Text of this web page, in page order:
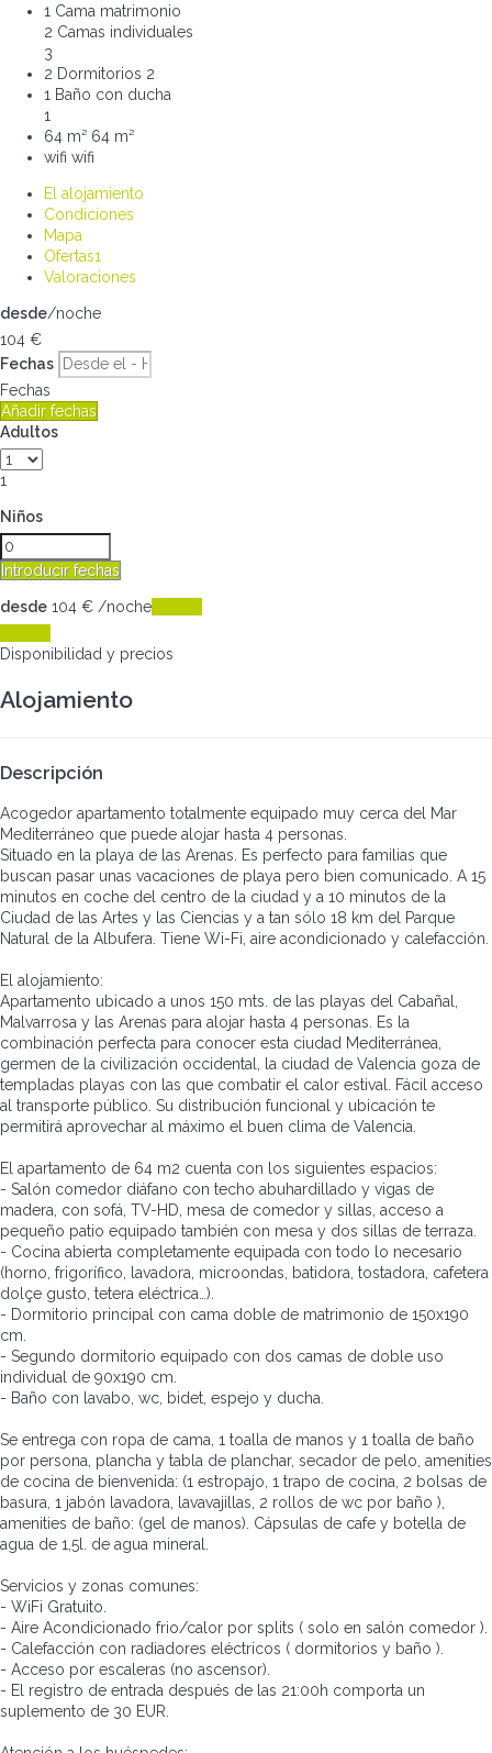
1 Cama matrimonio
2 Camas individuales
3
2 Dormitorios 2
1 Baño con ducha
1
64 m² 64 m²
wifi wifi
El alojamiento
Condiciones
Mapa
Ofertas1
Valoraciones
desde/noche
104 €
Fechas
Fechas
Añadir fechas
Adultos
1
Niños
Introducir fechas
desde 104 € /noche
Disponibilidad y precios
Alojamiento
Descripción
Acogedor apartamento totalmente equipado muy cerca del Mar
Mediterráneo que puede alojar hasta 4 personas.
Situado en la playa de las Arenas. Es perfecto para familias que
buscan pasar unas vacaciones de playa pero bien comunicado. A 15
minutos en coche del centro de la ciudad y a 10 minutos de la
Ciudad de las Artes y las Ciencias y a tan sólo 18 km del Parque
Natural de la Albufera. Tiene Wi-Fi, aire acondicionado y calefacción.
El alojamiento:
Apartamento ubicado a unos 150 mts. de las playas del Cabañal,
Malvarrosa y las Arenas para alojar hasta 4 personas. Es la
combinación perfecta para conocer esta ciudad Mediterránea,
germen de la civilización occidental, la ciudad de Valencia goza de
templadas playas con las que combatir el calor estival. Fácil acceso
al transporte público. Su distribución funcional y ubicación te
permitirá aprovechar al máximo el buen clima de Valencia.
El apartamento de 64 m2 cuenta con los siguientes espacios:
- Salón comedor diáfano con techo abuhardillado y vigas de
madera, con sofá, TV-HD, mesa de comedor y sillas, acceso a
pequeño patio equipado también con mesa y dos sillas de terraza.
- Cocina abierta completamente equipada con todo lo necesario
(horno, frigorífico, lavadora, microondas, batidora, tostadora, cafetera
dolçe gusto, tetera eléctrica…).
- Dormitorio principal con cama doble de matrimonio de 150x190
cm.
- Segundo dormitorio equipado con dos camas de doble uso
individual de 90x190 cm.
- Baño con lavabo, wc, bidet, espejo y ducha.
Se entrega con ropa de cama, 1 toalla de manos y 1 toalla de baño
por persona, plancha y tabla de planchar, secador de pelo, amenities
de cocina de bienvenida: (1 estropajo, 1 trapo de cocina, 2 bolsas de
basura, 1 jabón lavadora, lavavajillas, 2 rollos de wc por baño ),
amenities de baño: (gel de manos). Cápsulas de cafe y botella de
agua de 1,5l. de agua mineral.
Servicios y zonas comunes:
- WiFi Gratuito.
- Aire Acondicionado frio/calor por splits ( solo en salón comedor ).
- Calefacción con radiadores eléctricos ( dormitorios y baño ).
- Acceso por escaleras (no ascensor).
- El registro de entrada después de las 21:00h comporta un
suplemento de 30 EUR.